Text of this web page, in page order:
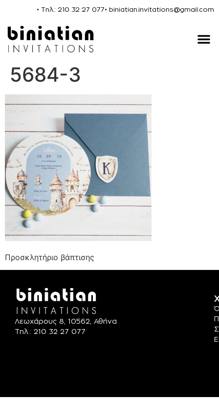
• Τηλ.: 210 32 27 077• biniatian.invitations@gmail.com
5684-3
Προσκλητήριο βάπτισης
Λεωχάρους 8, 10562, Αθήνα
Τηλ.: 210 32 27 077